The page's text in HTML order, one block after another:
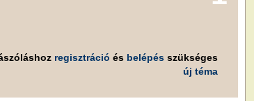
regisztráció és belépésszükséges
új téma